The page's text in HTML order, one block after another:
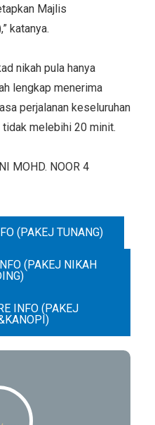
Majlis
katanya.
nikah pula hanya
lengkap menerima
perjalanan keseluruhan
melebihi 20 minit.
MOHD. NOOR 4
(PAKEJ TUNANG)
(PAKEJ NIKAH
INFO (PAKEJ